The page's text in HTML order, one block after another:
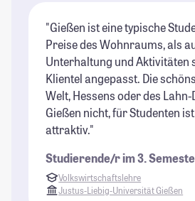
"Gießen ist eine typische
Preise des Wohnraums, als
Unterhaltung und Aktivitäten
Klientel angepasst. Die
Welt, Hessens oder des
Gießen nicht, für Studenten
attraktiv."
Studierende/r im 3.
Volkswirtschaftslehre
Justus-Liebig-Universität Gießen